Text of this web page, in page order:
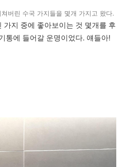
버린 수국 가지들을 몇개 가지고 왔다.
가지 중에 좋아보이는 것 몇개를 후
통에 들어갈 운명이었다. 얘들아!